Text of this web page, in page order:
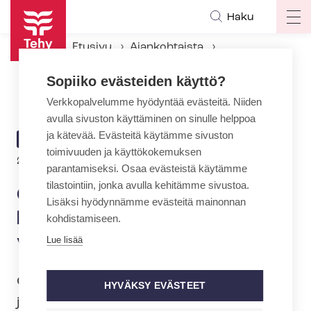
Hyppää
pääsisältöön
Haku
Etusivu
Ajankohtaista
Opiskelija, valmistutko keväällä? Liity Tehyn varsinaiseksi jäseneksi
ARTIKKELIN
KATEGORIA
AJANKOHTAISTA
21.5.2024 | 10:01
Opiskelija, valmistutko
keväällä? Liity Tehyn
varsinaiseksi jäseneksi
Onnea ammattiin valmistuville! Opis­ke­li­
ja­jä­se­nyys päättyy, kun valmistut
Sopiiko evästeiden käyttö?
Verkkopalvelumme hyödyntää evästeitä. Niiden
avulla sivuston käyttäminen on sinulle helppoa
ja kätevää. Evästeitä käytämme sivuston
toimivuuden ja käyttökokemuksen
parantamiseksi. Osaa evästeistä käytämme
tilastointiin, jonka avulla kehitämme sivustoa.
Lisäksi hyödynnämme evästeitä mainonnan
kohdistamiseen.
Lue lisää
HYVÄKSY EVÄSTEET